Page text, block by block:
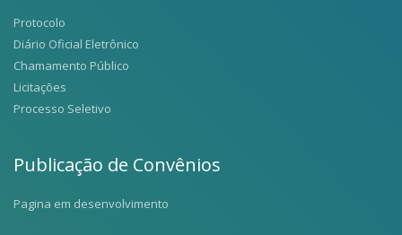
Protocolo
Diário Oficial Eletrônico
Chamamento Público
Licitações
Processo Seletivo
Publicação de Convênios
Pagina em desenvolvimento